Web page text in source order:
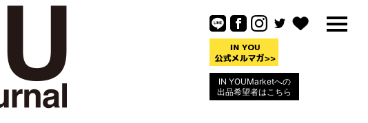
IN YOUMarketへの
出品希望者はこちら